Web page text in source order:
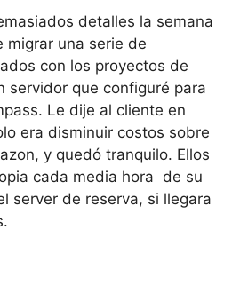
detalles la semana
migrar una serie de
con los proyectos de
servidor que configuré para
Le dije al cliente en
era disminuir costos sobre
y quedó tranquilo. Ellos
cada media hora de su
server de reserva, si llegara